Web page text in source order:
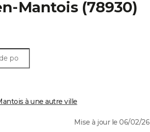
Mantois (78930)
à une autre ville
Mise à jour le 06/02/26